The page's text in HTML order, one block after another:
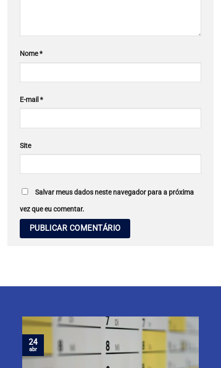
Nome*
E-mail *
Site
Salvar meus dados neste navegador para a próxima
vez que eu comentar.
24
abr